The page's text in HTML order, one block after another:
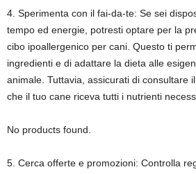
4. Sperimenta con il fai-da-te: Se sei
tempo ed energie, potresti optare per la
cibo ipoallergenico per cani. Questo ti
ingredienti e di adattare la dieta alle
animale. Tuttavia, assicurati di consultare
che il tuo cane riceva tutti i nutrienti
No products found.
5. Cerca offerte e promozioni: Controlla